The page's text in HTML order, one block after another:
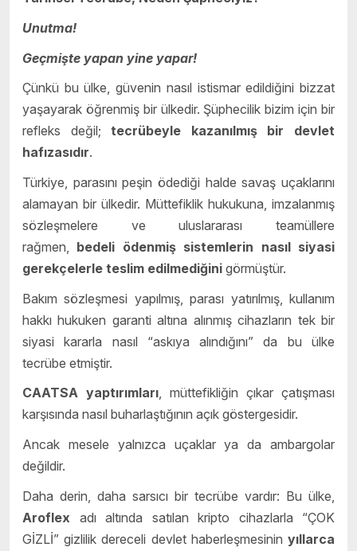
Unutma!
Geçmişte yapan yine yapar!
Çünkü bu ülke, güvenin nasıl istismar edildiğini bizzat
yaşayarak öğrenmiş bir ülkedir. Şüphecilik bizim için bir
refleks değil;tecrübeyle kazanılmış bir devlet
hafızasıdır.
Türkiye, parasını peşin ödediği halde savaş uçaklarını
alamayan bir ülkedir. Müttefiklik hukukuna, imzalanmış
sözleşmelere ve uluslararası teamüllere
rağmen, bedeli ödenmiş sistemlerin nasıl siyasi
gerekçelerle teslim edilmediğini görmüştür.
Bakım sözleşmesi yapılmış, parası yatırılmış, kullanım
hakkı hukuken garanti altına alınmış cihazların tek bir
siyasi kararla nasıl “askıya alındığını” da bu ülke
tecrübe etmiştir.
CAATSA yaptırımları, müttefikliğin çıkar çatışması
karşısında nasıl buharlaştığının açık göstergesidir.
Ancak mesele yalnızca uçaklar ya da ambargolar
değildir.
Daha derin, daha sarsıcı bir tecrübe vardır: Bu ülke,
Aroflex adı altında satılan kripto cihazlarla “ÇOK
GİZLİ” gizlilik dereceli devlet haberleşmesinin yıllarca